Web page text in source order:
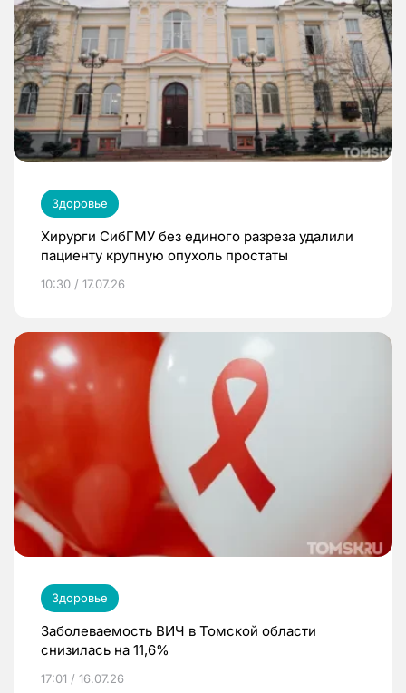
Здоровье
Хирурги СибГМУ без единого разреза удалили
пациенту крупную опухоль простаты
10:30 / 17.07.26
Здоровье
Заболеваемость ВИЧ в Томской области
снизилась на 11,6%
17:01 / 16.07.26